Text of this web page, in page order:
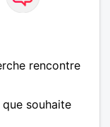
rencontre
souhaite